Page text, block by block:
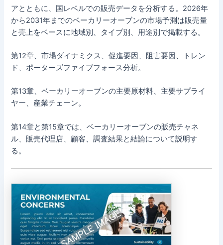
アとともに、国レベルでの販売データを分析する。2026年
から2031年までのベーカリーオーブンの市場予測は販売量
と売上をベースに地域別、タイプ別、用途別で掲載する。
第12章、市場ダイナミクス、促進要因、阻害要因、トレン
ド、ポーターズファイブフォース分析。
第13章、ベーカリーオーブンの主要原材料、主要サプライ
ヤー、産業チェーン。
第14章と第15章では、ベーカリーオーブンの販売チャネ
ル、販売代理店、顧客、調査結果と結論について説明す
る。